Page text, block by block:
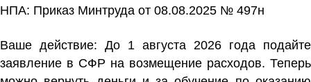
НПА: Приказ Минтруда от 08.08.2025 № 497н
Ваше действие: До 1 августа 2026 года подайте
заявление в СФР на возмещение расходов. Теперь